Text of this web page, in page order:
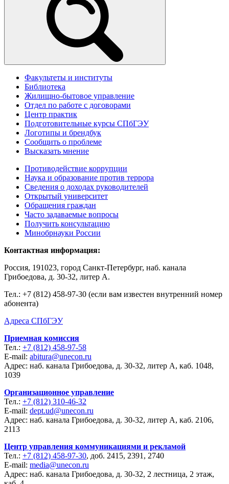
Факультеты и институты
Библиотека
Жилищно-бытовое управление
Отдел по работе с договорами
Центр практик
Подготовительные курсы СПбГЭУ
Логотипы и брендбук
Сообщить о проблеме
Высказать мнение
Противодействие коррупции
Наука и образование против террора
Сведения о доходах руководителей
Открытый университет
Обращения граждан
Часто задаваемые вопросы
Получить консультацию
Минобрнауки России
Контактная информация:
Россия, 191023, город Санкт-Петербург, наб. канала
Грибоедова, д. 30-32, литер А.
Тел.: +7 (812) 458-97-30 (если вам известен внутренний номер
абонента)
Адреса СПбГЭУ
Приемная комиссия
Тел.: +7 (812) 458-97-58
E-mail: abitura@unecon.ru
Адрес: наб. канала Грибоедова, д. 30-32, литер А, каб. 1048,
1039
Организационное управление
Тел.: +7 (812) 310-46-32
E-mail: dept.ud@unecon.ru
Адрес: наб. канала Грибоедова, д. 30-32, литер А, каб. 2106,
2113
Центр управления коммуникациями и рекламой
Тел.: +7 (812) 458-97-30, доб. 2415, 2391, 2740
E-mail: media@unecon.ru
Адрес: наб. канала Грибоедова, д. 30-32, 2 лестница, 2 этаж,